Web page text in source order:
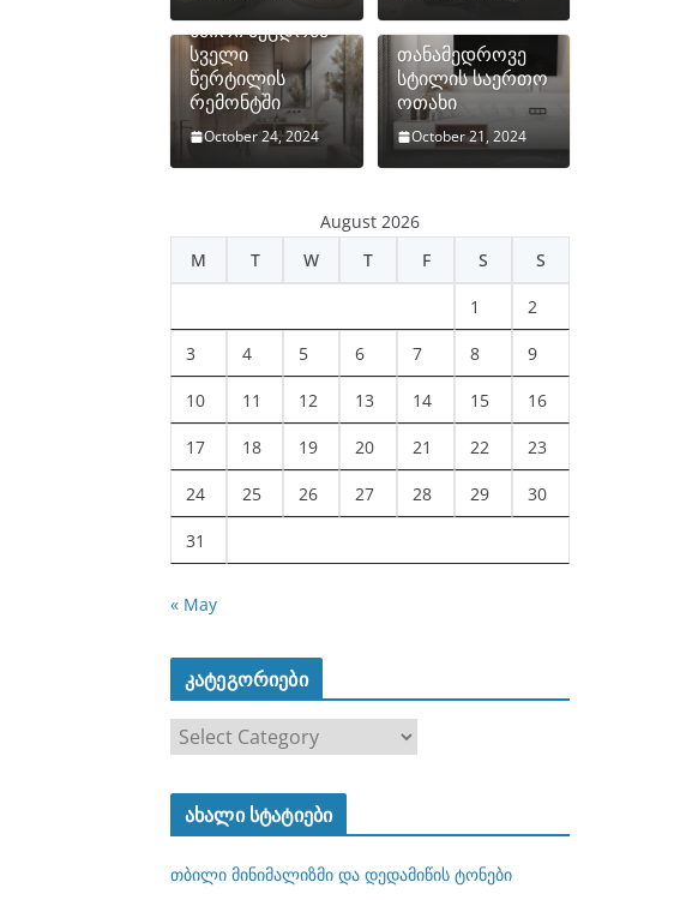
ხშირი შეცდომა
სველი
წერტილის
რემონტში
October 24, 2024
თანამედროვე
სტილის საერთო
ოთახი
October 21, 2024
August 2026
M
T W T F S S
1 2
3 4 5 6 7 8 9
10 11 12 13 14 15 16
17 18 19 20 21 22 23
24 25 26 27 28 29 30
31
« May
კატეგორიები
ტ
ო
ახალი სტატიები
თბილი მინიმალიზმი და დედამიწის ტონები